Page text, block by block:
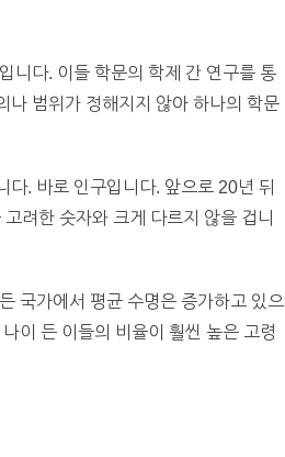
니다. 이들 학문의 학제 간 연구를 통
나 범위가 정해지지 않아 하나의 학문
. 바로 인구입니다. 앞으로 20년 뒤
려한 숫자와 크게 다르지 않을 겁니
국가에서 평균 수명은 증가하고 있으
이 든 이들의 비율이 훨씬 높은 고령